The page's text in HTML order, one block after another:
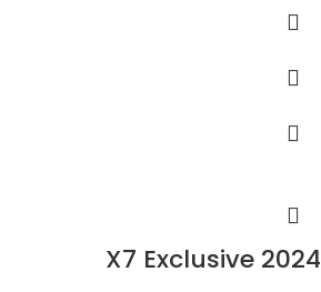
X7 Exclusive 2024